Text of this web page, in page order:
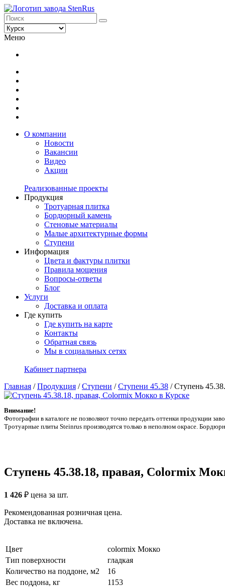
Меню
О компании
Новости
Вакансии
Видео
Акции
Реализованные проекты
Продукция
Тротуарная плитка
Бордюрный камень
Стеновые материалы
Малые архитектурные формы
Ступени
Информация
Цвета и фактуры плитки
Правила мощения
Вопросы-ответы
Блог
Услуги
Доставка и оплата
Где купить
Где купить на карте
Контакты
Обратная связь
Мы в социальных сетях
Кабинет партнера
Главная /Продукция /Ступени /Ступени 45.38 /Ступень
Внимание!
Фотографии в каталоге не позволяют точно передать оттенки продукции
Тротуарные плиты Steinrus производятся только в неполном окрасе.
Ступень 45.38.18, правая, Сolormix
1 426 ₽ цена за шт.
Рекомендованная розничная цена.
Доставка не включена.
Цвет
colormix Мокко
Тип поверхности
гладкая
Количество на поддоне, м2
16
Вес поддона, кг
1153